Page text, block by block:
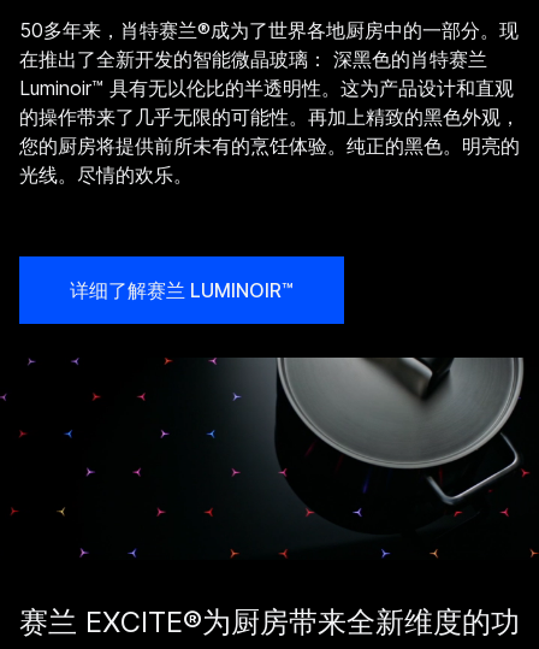
50多年来，肖特赛兰®成为了世界各地厨房中的一部分。现
在推出了全新开发的智能微晶玻璃： 深黑色的肖特赛兰
Luminoir™ 具有无以伦比的半透明性。这为产品设计和直观
的操作带来了几乎无限的可能性。再加上精致的黑色外观，
您的厨房将提供前所未有的烹饪体验。纯正的黑色。明亮的
光线。尽情的欢乐。
详细了解赛兰 LUMINOIR™
赛兰 EXCITE®为厨房带来全新维度的功